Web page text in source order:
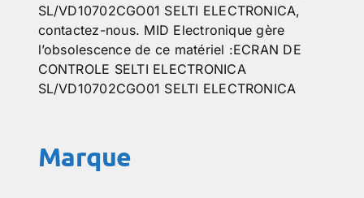
SL/VD10702CGO01 SELTI ELECTRONICA,
contactez-nous. MID Electronique gère
l’obsolescence de ce matériel :ECRAN DE
CONTROLE SELTI ELECTRONICA
SL/VD10702CGO01 SELTI ELECTRONICA
Marque